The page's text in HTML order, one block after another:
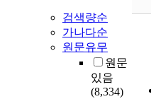
검색량순
가나다순
원문유무
원문
있음
(8,334)